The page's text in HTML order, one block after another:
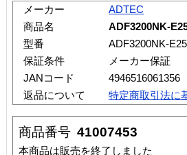
メーカー
ADTEC
商品名
ADF3200NK-
型番
ADF3200NK-
保証条件
メーカー保証
JANコード
4946516061356
返品について
特定商取引法に
商品番号 41007453
本商品は販売を終了しました